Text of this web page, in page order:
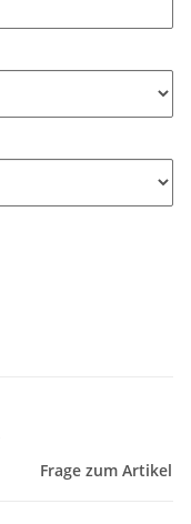
Frage zum Artikel